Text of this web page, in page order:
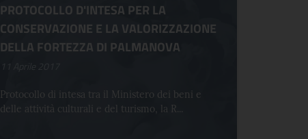
PROTOCOLLO D'INTESA PER LA
CONSERVAZIONE E LA VALORIZZAZIONE
DELLA FORTEZZA DI PALMANOVA
Protocollo di intesa tra il Ministero dei beni e
delle attività culturali e del turismo, la R...